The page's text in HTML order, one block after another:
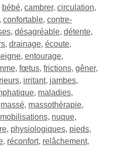
bébé, cambrer, circulation,
, confortable, contre-
, désagréable, détente,
, drainage, écoute,
, entourage,
, fœtus, frictions, gêner,
, irritant, jambes,
, maladies,
massé, massothérapie,
mobilisations, nuque,
, physiologiques, pieds,
, réconfort, relâchement,